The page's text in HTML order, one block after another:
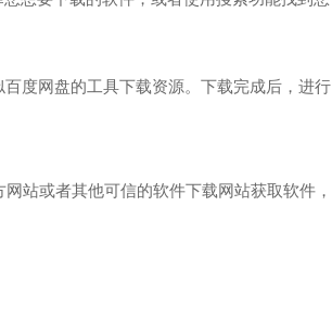
度网盘的工具下载资源。下载完成后，进行
站或者其他可信的软件下载网站获取软件，